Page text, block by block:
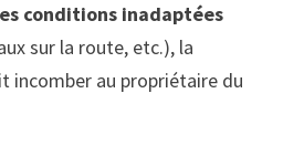
conditions inadaptées
sur la route, etc.), la
incomber au propriétaire du